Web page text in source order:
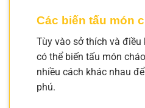
Các biến tấu món
Tùy vào sở thích và điều
có thể biến tấu món
nhiều cách khác nhau
phú.